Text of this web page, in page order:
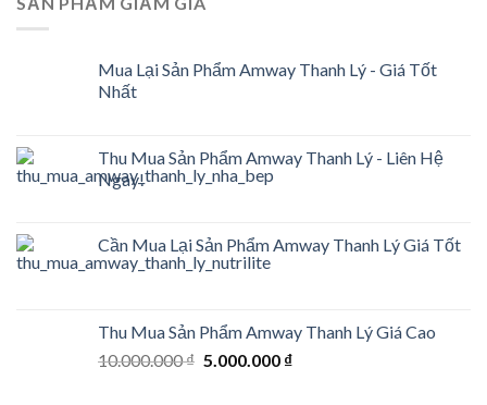
198.000 ₫.
Mua Lại Sản Phẩm Amway Thanh Lý - Giá Tốt
Nhất
Thu Mua Sản Phẩm Amway Thanh Lý - Liên Hệ
Ngay!
Cần Mua Lại Sản Phẩm Amway Thanh Lý Giá Tốt
Thu Mua Sản Phẩm Amway Thanh Lý Giá Cao
10.000.000₫ Original
5.000.000 ₫Current